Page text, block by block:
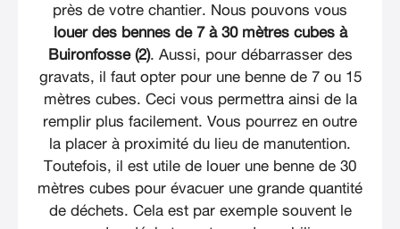
près de votre chantier. Nous pouvons vous
louer des bennes de 7 à 30 mètres cubes à
Buironfosse (2). Aussi, pour débarrasser des
gravats, il faut opter pour une benne de 7 ou 15
mètres cubes. Ceci vous permettra ainsi de la
remplir plus facilement. Vous pourrez en outre
la placer à proximité du lieu de manutention.
Toutefois, il est utile de louer une benne de 30
mètres cubes pour évacuer une grande quantité
de déchets. Cela est par exemple souvent le